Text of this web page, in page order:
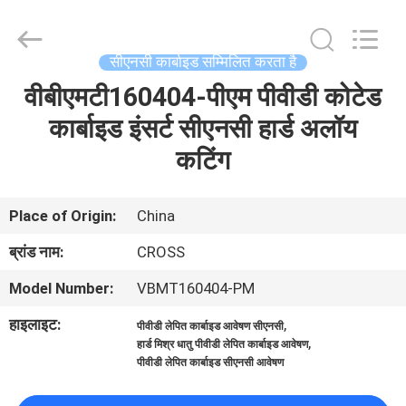
होम
हमारे
बारे
में
फैक्टरी
Trading
Reserved.
सीएनसी कार्बाइड सम्मिलित करता है
वीबीएमटी160404-पीएम पीवीडी कोटेड
कार्बाइड इंसर्ट सीएनसी हार्ड अलॉय
कटिंग
Place of Origin:
China
ब्रांड नाम:
CROSS
Model Number:
VBMT160404-PM
हाइलाइट:
पीवीडी लेपित कार्बाइड आवेषण सीएनसी,
हार्ड मिश्र धातु पीवीडी लेपित कार्बाइड आवेषण,
पीवीडी लेपित कार्बाइड सीएनसी आवेषण